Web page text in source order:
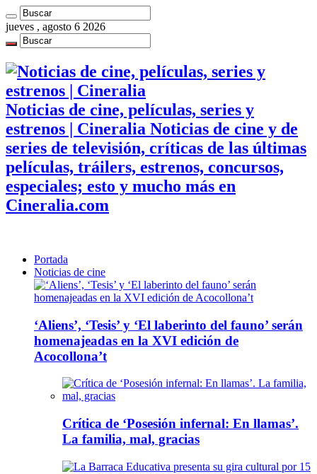
jueves , agosto 6 2026
Noticias de cine, películas, series y
estrenos | Cineralia Noticias de cine y de
series de televisión, críticas de las últimas
películas, tráilers, estrenos, concursos,
especiales; esto y mucho más en
Cineralia.com
Portada
Noticias de cine
‘Aliens’, ‘Tesis’ y ‘El laberinto del fauno’ serán
homenajeadas en la XVI edición de
Acocollona’t
Crítica de ‘Posesión infernal: En llamas’.
La familia, mal, gracias